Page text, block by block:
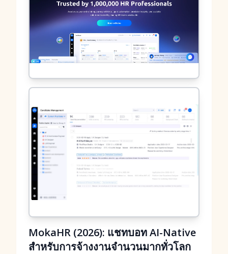
MokaHR (2026): แชทบอท AI-Native
สำหรับการจ้างงานจำนวนมากทั่วโลก